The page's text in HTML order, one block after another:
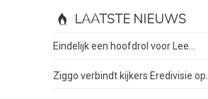
LAATSTE NIEUWS
Eindelijk een hoofdrol voor Lee...
Ziggo verbindt kijkers Eredivisie op...